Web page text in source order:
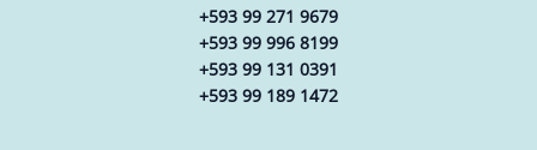
+593 99 271 9679
+593 99 996 8199
+593 99 131 0391
+593 99 189 1472